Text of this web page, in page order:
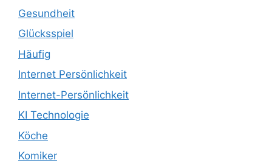
Gesundheit
Glücksspiel
Häufig
Internet Persönlichkeit
Internet-Persönlichkeit
KI Technologie
Köche
Komiker